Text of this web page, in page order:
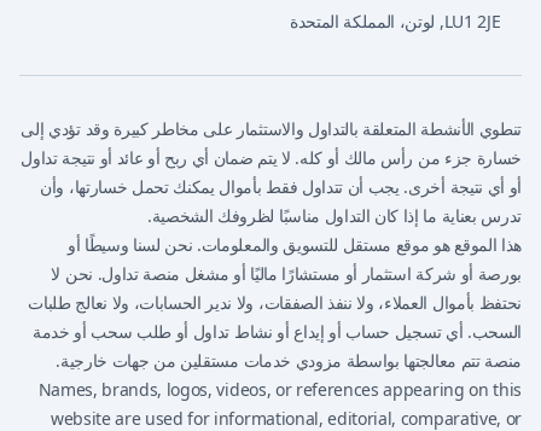
LU1 2JE
, لوتن، المملكة المتحدة
تنطوي الأنشطة المتعلقة بالتداول والاستثمار على مخاطر كبيرة وقد تؤدي إلى
خسارة جزء من رأس مالك أو كله. لا يتم ضمان أي ربح أو عائد أو نتيجة تداول
أو أي نتيجة أخرى. يجب أن تتداول فقط بأموال يمكنك تحمل خسارتها، وأن
تدرس بعناية ما إذا كان التداول مناسبًا لظروفك الشخصية.
هذا الموقع هو موقع مستقل للتسويق والمعلومات. نحن لسنا وسيطًا أو
بورصة أو شركة استثمار أو مستشارًا ماليًا أو مشغل منصة تداول. نحن لا
نحتفظ بأموال العملاء، ولا ننفذ الصفقات، ولا ندير الحسابات، ولا نعالج طلبات
السحب. أي تسجيل حساب أو إيداع أو نشاط تداول أو طلب سحب أو خدمة
منصة تتم معالجتها بواسطة مزودي خدمات مستقلين من جهات خارجية.
Names, brands, logos, videos, or references appearing on this
website are used for informational, editorial, comparative, or